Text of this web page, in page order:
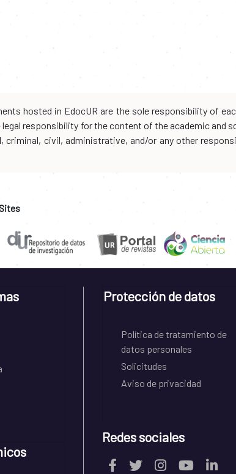
hosted in EdocUR are the sole responsibility of
responsibility for the content of the academic and
civil, administrative, and/or any other
Protección de datos
Política de tratamiento de
datos personales
Solicitudes
Aviso de privacidad
Redes sociales